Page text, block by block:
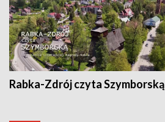
Rabka-Zdrój czyta Szymborską